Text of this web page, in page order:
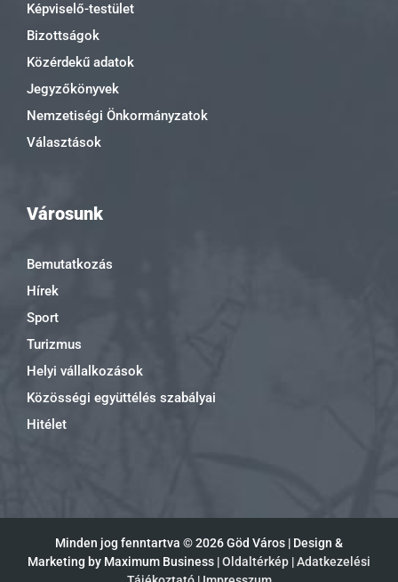
Képviselő-testület
Bizottságok
Közérdekű adatok
Jegyzőkönyvek
Nemzetiségi Önkormányzatok
Választások
Városunk
Bemutatkozás
Hírek
Sport
Turizmus
Helyi vállalkozások
Közösségi együttélés szabályai
Hitélet
Minden jog fenntartva ©2026 Göd Város | Design &
Marketing by Maximum Business |Oldaltérkép |Adatkezelési